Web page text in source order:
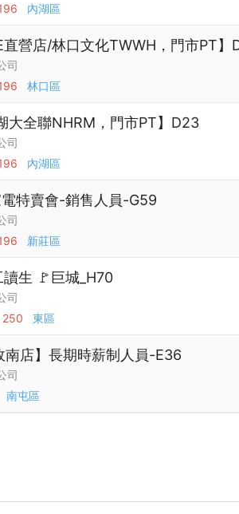
內湖區
營店/林口文化TWWH，門市PT】
司
林口區
大全聯NHRM，門市PT】D23
司
內湖區
特賣會-銷售人員-G59
司
新莊區
生 🚩巨城_H70
司
250 東區
南店】長期時薪制人員-E36
司
南屯區